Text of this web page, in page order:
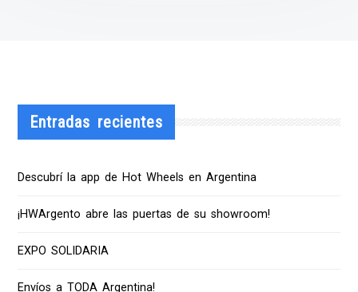
Entradas recientes
Descubrí la app de Hot Wheels en Argentina
¡HWArgento abre las puertas de su showroom!
EXPO SOLIDARIA
Envíos a TODA Argentina!